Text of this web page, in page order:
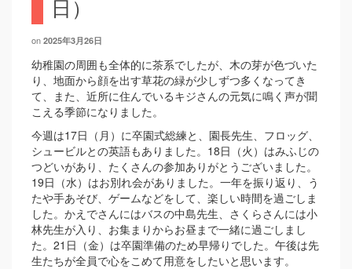
日）
on 2025年3月26日
幼稚園の周囲も全体的に茶系でしたが、木の芽が色づいた
り、地面から顔を出す草花の緑が少しずつ多くなってき
て、また、近所に住んでいるキジさんの元気に鳴く声が聞
こえる季節になりました。
今週は17日（月）に卒園式総練と、園長先生、フロッグ、
シュービルとの英語もありました。18日（火）はみふじの
つどいがあり、たくさんの参加ありがとうございました。
19日（水）はお別れ会がありました。一年を振り返り、う
たや手あそび、ゲームなどをして、楽しい時間を過ごしま
した。かえでさんにはバスの中島先生、さくらさんには小
林先生が入り、お集まりからお昼まで一緒に過ごしまし
た。21日（金）は卒園準備のため早帰りでした。午後は先
生たちが全員で心をこめて用意をしたいと思います。